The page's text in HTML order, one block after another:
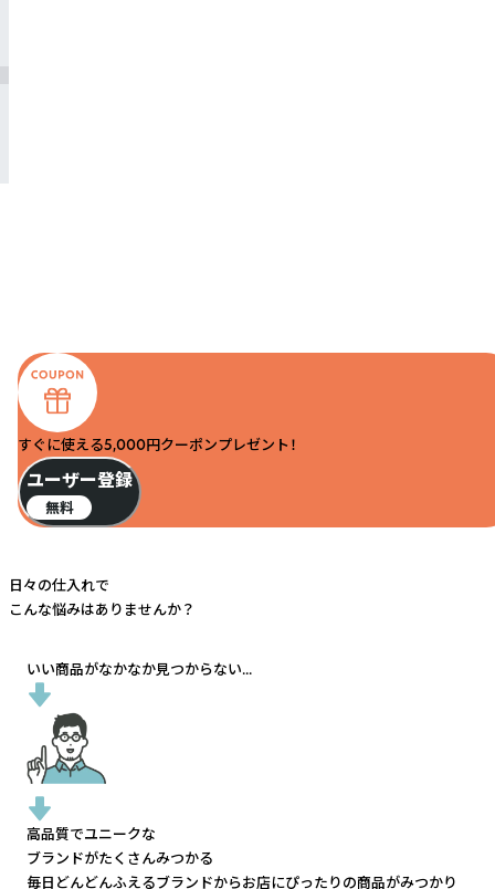
すぐに使える5,000円クーポンプレゼント！
ユーザー登録
無料
日々の仕入れで
こんな悩みはありませんか？
いい商品がなかなか見つからない...
高品質でユニークな
ブランドがたくさんみつかる
毎日どんどんふえるブランドからお店にぴったりの商品がみつかり